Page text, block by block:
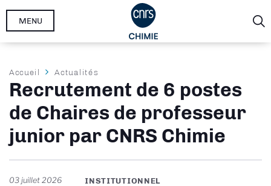
Aller
MENU
Fil
d'Ariane
Accueil Actualités
Recrutement de 6 postes
de Chaires de professeur
junior par CNRS Chimie
03 juillet 2026 INSTITUTIONNEL